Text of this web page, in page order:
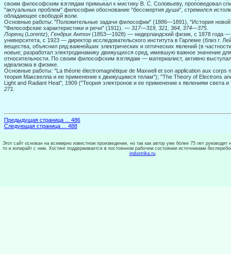
своим философским взглядам примыкал к мистику В. С. Соловье­ву, проповедовал
"актуальных проблем" философии обоснование "бес­смертия души", стремился
обладающее свободой воли.
Основные работы: "Положительные задачи философии" (1886—1891), "История
"Философские характеристики и речи" (1911). — 317—319, 321, 364, 374—375.
Лоренц (Lorentz), Гендрик Антон (1853—1928) — нидерландский физик, с 1878 года —
университета, с 1923 — директор исследовательского института в Гарлеме (близ г.
вещества, объяснил ряд важнейших электрических и оптических явле­ний (в
новые; разработал электродинамику движущихся сред, имевшую важное значение для
относительности. По своим философским взглядам — материалист, активно
идеализма в физике.
Основные работы: "La théorie électromagnétique de Maxwell et son application aux corps
теория Максвелла и ее применение к движущимся телам"); "The Theory of Electrons
Light and Radiant Heat", 1909 ("Теория электронов и ее примене­ние к явлениям света
271.
Предыдущая страница ... 486
Следующая страница ... 488
Этот сайт основан на всемирно известном произведении, но так как автор уже более 75 лет руководит
то и копирайт с ним. Хостинг поддерживается в постоянном рабочем состоянии источниками
industrika.ru.